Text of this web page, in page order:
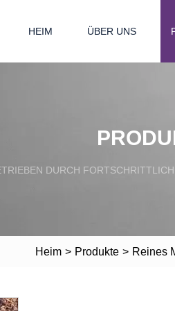
HEIM ÜBER UNS
DURCH
Heim > Produkte > Reines